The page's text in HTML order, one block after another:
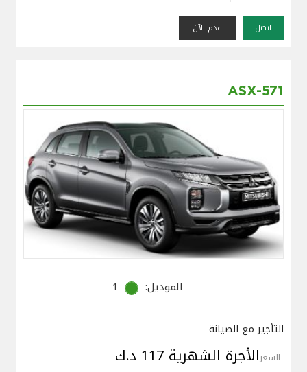
اتصل قدم الآن
ASX-571
الموديل: 1
التأجير مع الصيانة
السعرالأجرة الشهرية 117 د.ك